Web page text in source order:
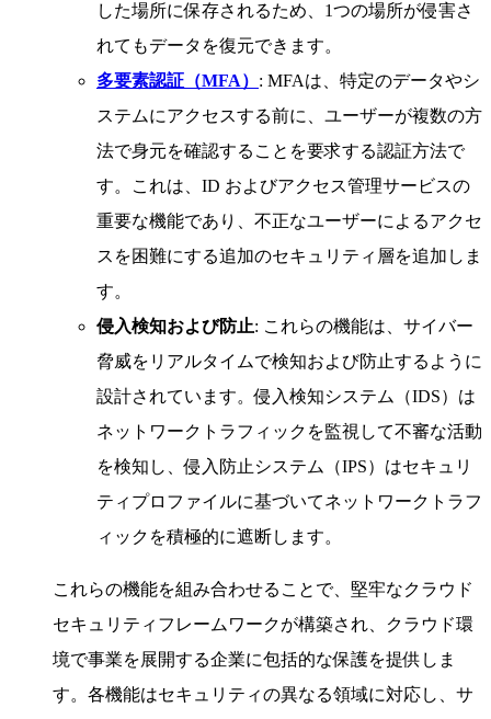
した場所に保存されるため、1つの場所が侵害さ
れてもデータを復元できます。
多要素認証（MFA） : MFAは、特定のデータやシ
ステムにアクセスする前に、ユーザーが複数の方
法で身元を確認することを要求する認証方法で
す。これは、ID およびアクセス管理サービスの
重要な機能であり、不正なユーザーによるアクセ
スを困難にする追加のセキュリティ層を追加しま
す。
侵入検知および防止: これらの機能は、サイバー
脅威をリアルタイムで検知および防止するように
設計されています。侵入検知システム（IDS）は
ネットワークトラフィックを監視して不審な活動
を検知し、侵入防止システム（IPS）はセキュリ
ティプロファイルに基づいてネットワークトラフ
ィックを積極的に遮断します。
これらの機能を組み合わせることで、堅牢なクラウド
セキュリティフレームワークが構築され、クラウド環
境で事業を展開する企業に包括的な保護を提供しま
す。各機能はセキュリティの異なる領域に対応し、サ